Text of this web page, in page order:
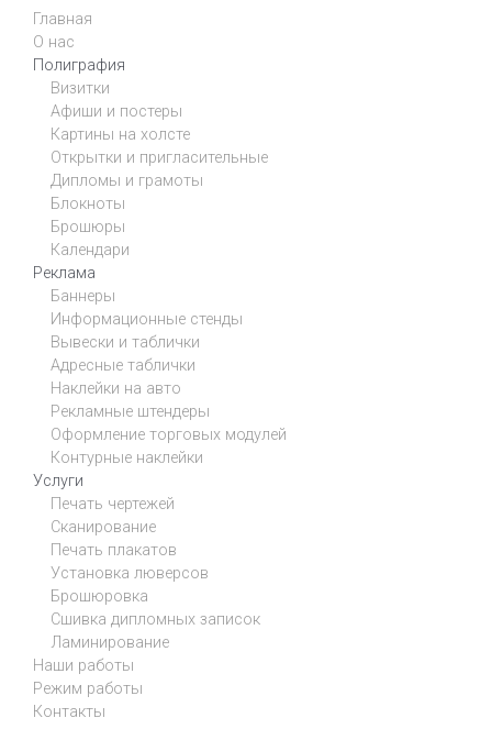
Главная
О нас
Полиграфия
Визитки
Афиши и постеры
Картины на холсте
Открытки и пригласительные
Дипломы и грамоты
Блокноты
Брошюры
Календари
Реклама
Баннеры
Информационные стенды
Вывески и таблички
Адресные таблички
Наклейки на авто
Рекламные штендеры
Оформление торговых модулей
Контурные наклейки
Услуги
Печать чертежей
Сканирование
Печать плакатов
Установка люверсов
Брошюровка
Сшивка дипломных записок
Ламинирование
Наши работы
Режим работы
Контакты